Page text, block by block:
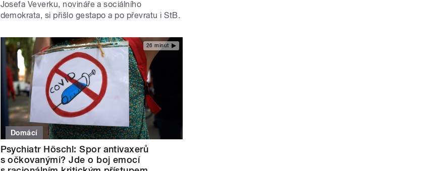
Josefa Veverku, novináře a sociálního
demokrata, si přišlo gestapo a po převratu i StB.
26 minut
Domácí
Psychiatr Höschl: Spor antivaxerů
s očkovanými? Jde o boj emocí